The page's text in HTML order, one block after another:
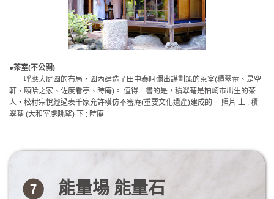
●茶室(不公開)
呼應大庭園的布局，園內建造了田中泰阿彌出謀劃策的茶室(積翠菴、是空
軒、頤哈之家、佐度看亭、時庵)。 值得一書的是，積翠菴是柏崎市出生的茶
人・松村宗悅經過表千家允許模仿不審庵(重要文化遺產)建成的。 照片 上 : 積
翠菴 (大和室處眺望) 下 : 時庵
能量場 能量石